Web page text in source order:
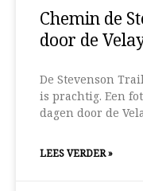
Chemin de
door de
De Stevenson
is prachtig. Een
dagen door de
LEES VERDER »